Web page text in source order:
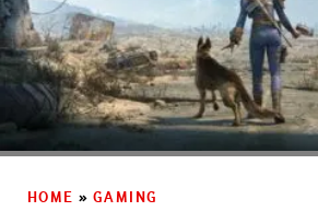
HOME » GAMING